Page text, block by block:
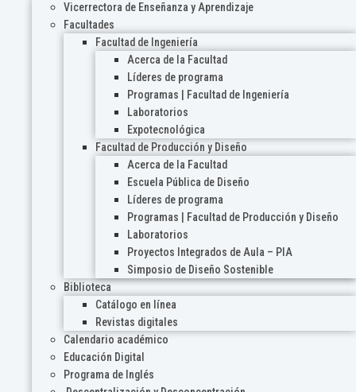
Vicerrectora de Enseñanza y Aprendizaje
Facultades
Facultad de Ingeniería
Acerca de la Facultad
Líderes de programa
Programas | Facultad de Ingeniería
Laboratorios
Expotecnológica
Facultad de Producción y Diseño
Acerca de la Facultad
Escuela Pública de Diseño
Líderes de programa
Programas | Facultad de Producción y Diseño
Laboratorios
Proyectos Integrados de Aula – PIA
Simposio de Diseño Sostenible
Biblioteca
Catálogo en línea
Revistas digitales
Calendario académico
Educación Digital
Programa de Inglés